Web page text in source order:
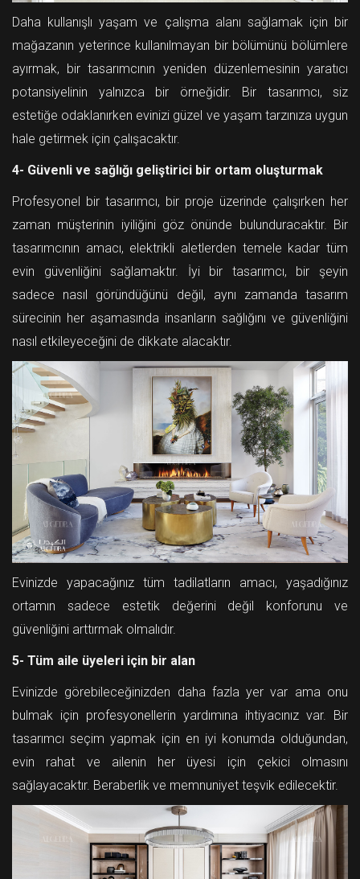
Daha kullanışlı yaşam ve çalışma alanı sağlamak için bir
mağazanın yeterince kullanılmayan bir bölümünü bölümlere
ayırmak, bir tasarımcının yeniden düzenlemesinin yaratıcı
potansiyelinin yalnızca bir örneğidir. Bir tasarımcı, siz
estetiğe odaklanırken evinizi güzel ve yaşam tarzınıza uygun
hale getirmek için çalışacaktır.
4- Güvenli ve sağlığı geliştirici bir ortam oluşturmak
Profesyonel bir tasarımcı, bir proje üzerinde çalışırken her
zaman müşterinin iyiliğini göz önünde bulunduracaktır. Bir
tasarımcının amacı, elektrikli aletlerden temele kadar tüm
evin güvenliğini sağlamaktır. İyi bir tasarımcı, bir şeyin
sadece nasıl göründüğünü değil, aynı zamanda tasarım
sürecinin her aşamasında insanların sağlığını ve güvenliğini
nasıl etkileyeceğini de dikkate alacaktır.
Evinizde yapacağınız tüm tadilatların amacı, yaşadığınız
ortamın sadece estetik değerini değil konforunu ve
güvenliğini arttırmak olmalıdır.
5- Tüm aile üyeleri için bir alan
Evinizde görebileceğinizden daha fazla yer var ama onu
bulmak için profesyonellerin yardımına ihtiyacınız var. Bir
tasarımcı seçim yapmak için en iyi konumda olduğundan,
evin rahat ve ailenin her üyesi için çekici olmasını
sağlayacaktır. Beraberlik ve memnuniyet teşvik edilecektir.